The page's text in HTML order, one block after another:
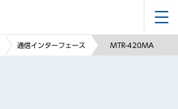
通信インターフェース MTR-420MA